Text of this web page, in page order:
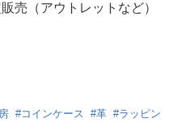
売（アウトレットなど）
#コインケース #革 #ラッピン